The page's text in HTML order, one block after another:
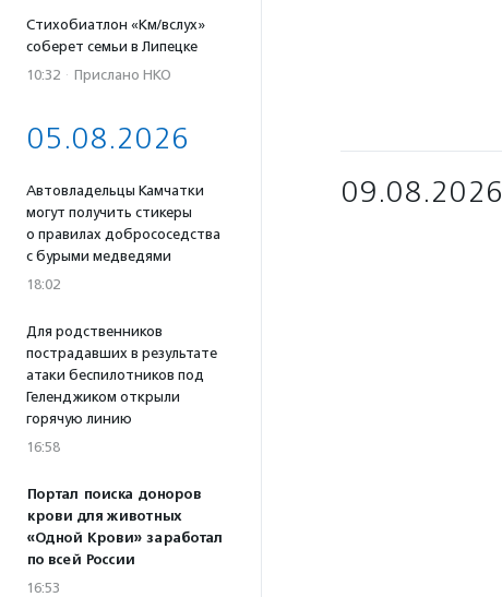
Стихобиатлон «Км/вслух»
соберет семьи в Липецке
10:32 · Прислано НКО
05.08.2026
Автовладельцы Камчатки
могут получить стикеры
о правилах добрососедства
с бурыми медведями
18:02
Для родственников
пострадавших в результате
атаки беспилотников под
Геленджиком открыли
горячую линию
16:58
Портал поиска доноров
крови для животных
«Одной Крови» заработал
по всей России
16:53
09.08.2026